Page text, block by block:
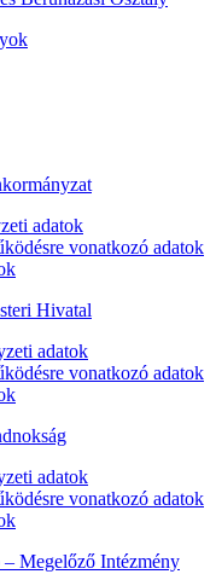
adatok
vonatkozó adatok
Hivatal
adatok
vonatkozó adatok
adatok
vonatkozó adatok
Megelőző Intézmény